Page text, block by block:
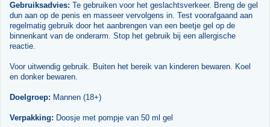
Gebruiksadvies: Te gebruiken voor het geslachtsverkeer. Breng de gel
dun aan op de penis en masseer vervolgens in. Test voorafgaand aan
regelmatig gebruik door het aanbrengen van een beetje gel op de
binnenkant van de onderarm. Stop het gebruik bij een allergische
reactie.
Voor uitwendig gebruik. Buiten het bereik van kinderen bewaren. Koel
en donker bewaren.
Doelgroep: Mannen (18+)
Verpakking: Doosje met pompje van 50 ml gel